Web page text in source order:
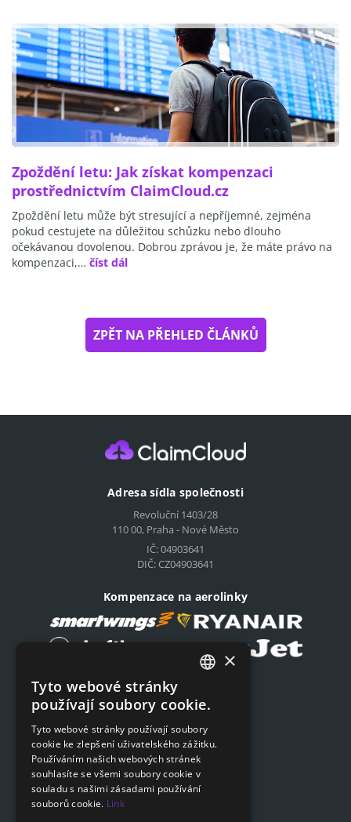
Zpoždění letu: Jak získat kompenzaci
prostřednictvím ClaimCloud.cz
Zpoždění letu může být stresující a nepříjemné, zejména
pokud cestujete na důležitou schůzku nebo dlouho
očekávanou dovolenou. Dobrou zprávou je, že máte právo na
kompenzaci,… číst dál
ZPĚT NA PŘEHLED ČLÁNKŮ
Adresa sídla společnosti
Revoluční 1403/28
110 00, Praha - Nové Město
IČ: 04903641
DIČ: CZ04903641
Kompenzace na aerolinky
Podat on-line žádost
Podat on-line žádost
Navigace
Ceník
Otázky a odpovědi
SLOVAK
×
Tyto webové stránky
používají soubory cookie.
Tyto webové stránky používají soubory
cookie ke zlepšení uživatelského zážitku.
Používáním našich webových stránek
souhlasíte se všemi soubory cookie v
souladu s našimi zásadami používání
souborů cookie. Link